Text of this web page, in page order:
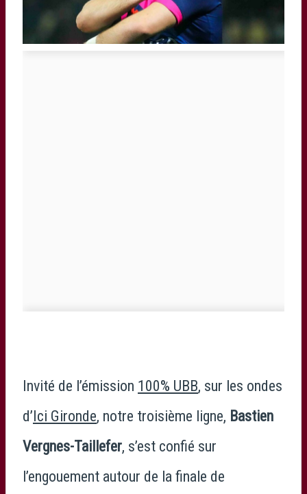
Invité de l’émission 100% UBB, sur les ondes
d’Ici Gironde, notre troisième ligne, Bastien
Vergnes-Taillefer, s’est confié sur
l’engouement autour de la finale de